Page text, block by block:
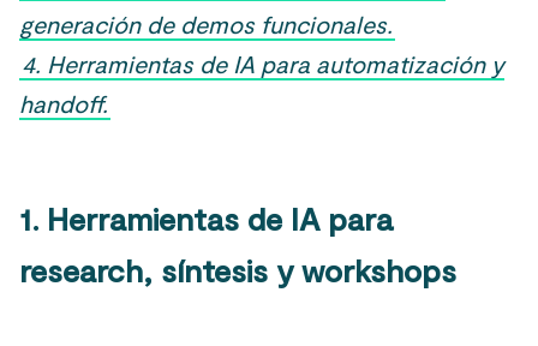
generación de demos funcionales.
4. Herramientas de IA para automatización y
handoff.
1. Herramientas de IA para
research, síntesis y workshops